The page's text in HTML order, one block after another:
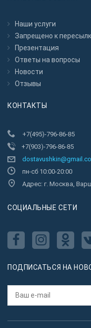
Наши услуги
Запрещено к
Презентация
Ответы на вопросы
Новости
Отзывы
КОНТАКТЫ
+7(495)-796-86-85
+7(903)-796-86-85
пн-сб 10:00-20:00
Адрес: г. Москва,
CОЦИАЛЬНЫЕ СЕТИ
ПОДПИСАТЬСЯ НА